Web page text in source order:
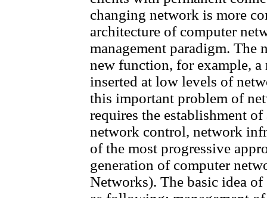
changing network is more
architecture of computer
management paradigm. The
new function, for example,
inserted at low levels of
this important problem of
requires the establishment
network control, network
of the most progressive
generation of computer
Networks). The basic idea